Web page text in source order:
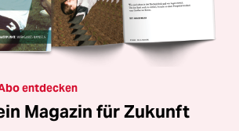
entdecken
Magazin für Zukunft